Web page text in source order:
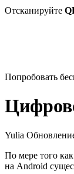
Отсканируйте
Попробовать
Yulia
По мере того
на Android